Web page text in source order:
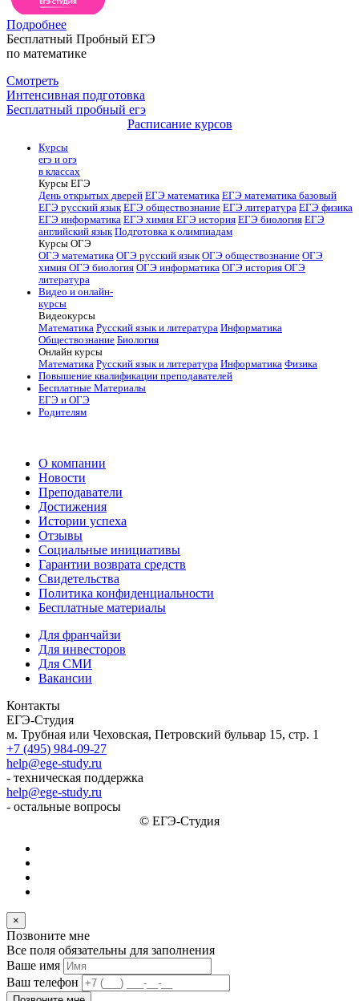
Подробнее
Бесплатный Пробный ЕГЭ
по математике
Смотреть
Интенсивная подготовка
Бесплатный пробный егэ
Расписание курсов
Курсы
егэ и огэ
в классах
Курсы ЕГЭ
День открытых дверей ЕГЭ математика ЕГЭ математика базовый
ЕГЭ русский язык ЕГЭ обществознание ЕГЭ литература ЕГЭ физика
ЕГЭ информатика ЕГЭ химия ЕГЭ история ЕГЭ биология ЕГЭ
английский язык Подготовка к олимпиадам
Курсы ОГЭ
ОГЭ математика ОГЭ русский язык ОГЭ обществознание ОГЭ
химия ОГЭ биология ОГЭ информатика ОГЭ история ОГЭ
литература
Видео и онлайн-
курсы
Видеокурсы
Математика Русский язык и литература Информатика
Обществознание Биология
Онлайн курсы
Математика Русский язык и литература Информатика Физика
Повышение квалификации преподавателей
Бесплатные Материалы
ЕГЭ и ОГЭ
Родителям
О компании
Новости
Преподаватели
Достижения
Истории успеха
Отзывы
Социальные инициативы
Гарантии возврата средств
Свидетельства
Политика конфиденциальности
Бесплатные материалы
Для франчайзи
Для инвесторов
Для СМИ
Вакансии
Контакты
ЕГЭ-Студия
м. Трубная или Чеховская, Петровский бульвар 15, стр. 1
+7 (495) 984-09-27
help@ege-study.ru
- техническая поддержка
help@ege-study.ru
- остальные вопросы
© ЕГЭ-Студия
×
Позвоните мне
Все поля обязательны для заполнения
Ваше имя
Ваш телефон